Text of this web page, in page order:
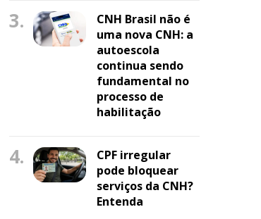
3.
CNH Brasil não é
uma nova CNH: a
autoescola
continua sendo
fundamental no
processo de
habilitação
4.
CPF irregular
pode bloquear
serviços da CNH?
Entenda